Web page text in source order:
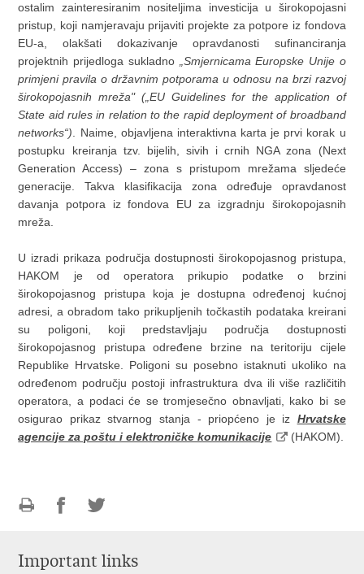
ostalim zainteresiranim nositeljima investicija u širokopojasni
pristup, koji namjeravaju prijaviti projekte za potpore iz fondova
EU-a, olakšati dokazivanje opravdanosti sufinanciranja
projektnih prijedloga sukladno „Smjernicama Europske Unije o
primjeni pravila o državnim potporama u odnosu na brzi razvoj
širokopojasnih mreža" („EU Guidelines for the application of
State aid rules in relation to the rapid deployment of broadband
networks“). Naime, objavljena interaktivna karta je prvi korak u
postupku kreiranja tzv. bijelih, sivih i crnih NGA zona (Next
Generation Access) – zona s pristupom mrežama sljedeće
generacije. Takva klasifikacija zona određuje opravdanost
davanja potpora iz fondova EU za izgradnju širokopojasnih
mreža.
U izradi prikaza područja dostupnosti širokopojasnog pristupa,
HAKOM je od operatora prikupio podatke o brzini
širokopojasnog pristupa koja je dostupna određenoj kućnoj
adresi, a obradom tako prikupljenih točkastih podataka kreirani
su poligoni, koji predstavljaju područja dostupnosti
širokopojasnog pristupa određene brzine na teritoriju cijele
Republike Hrvatske. Poligoni su posebno istaknuti ukoliko na
određenom području postoji infrastruktura dva ili više različitih
operatora, a podaci će se tromjesečno obnavljati, kako bi se
osigurao prikaz stvarnog stanja - priopćeno je iz Hrvatske
agencije za poštu i elektroničke komunikacije
(HAKOM).
page
FacebookTwitteru
Important links